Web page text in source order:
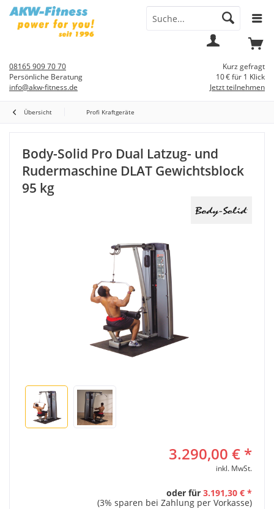
Kurz gefragt
10 € für 1 Klick
Jetzt teilnehmen
08165 909 70 70
Persönliche Beratung
info@akw-fitness.de
Übersicht Profi Kraftgeräte
Body-Solid Pro Dual Latzug- und
Rudermaschine DLAT Gewichtsblock
95 kg
3.290,00 € *
inkl. MwSt.
oder für 3.191,30 € *
(3% sparen bei Zahlung per Vorkasse)